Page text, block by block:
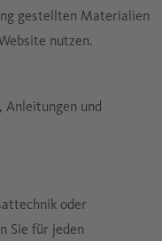
gestellten Materialien
nutzen.
Anleitungen und
oder
Sie für jeden